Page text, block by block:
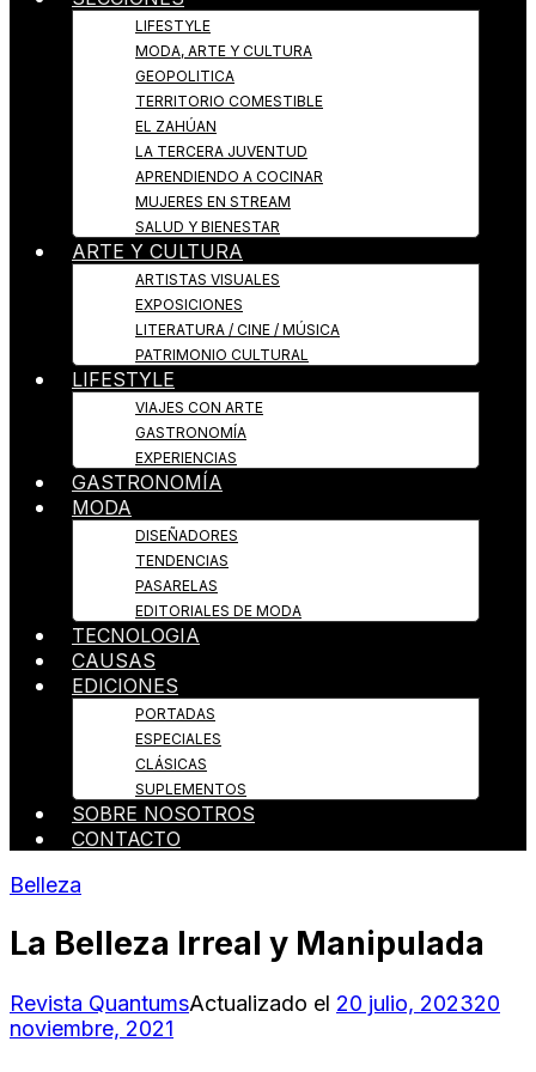
LIFESTYLE
MODA, ARTE Y CULTURA
GEOPOLITICA
TERRITORIO COMESTIBLE
EL ZAHÚAN
LA TERCERA JUVENTUD
APRENDIENDO A COCINAR
MUJERES EN STREAM
SALUD Y BIENESTAR
ARTE Y CULTURA
ARTISTAS VISUALES
EXPOSICIONES
LITERATURA / CINE / MÚSICA
PATRIMONIO CULTURAL
LIFESTYLE
VIAJES CON ARTE
GASTRONOMÍA
EXPERIENCIAS
GASTRONOMÍA
MODA
DISEÑADORES
TENDENCIAS
PASARELAS
EDITORIALES DE MODA
TECNOLOGIA
CAUSAS
EDICIONES
PORTADAS
ESPECIALES
CLÁSICAS
SUPLEMENTOS
SOBRE NOSOTROS
CONTACTO
Belleza
La Belleza Irreal y Manipulada
Revista QuantumsActualizado el 20 julio, 202320
noviembre, 2021